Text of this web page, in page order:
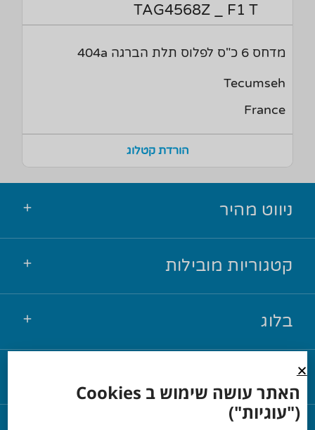
TAG4568Z _ F1 T
מדחס 6 כ"ס לפלוס תלת הברגה 404a
Tecumseh
France
הורדת קטלוג
ניווט מהיר
קטגוריות מובילות
בלוג
האתר עושה שימוש ב Cookies
("עוגיות")